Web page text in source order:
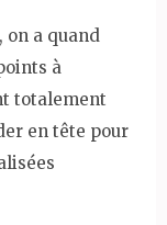
on a quand
à
totalement
en tête pour